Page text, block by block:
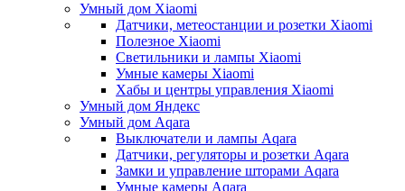
Умный дом Xiaomi
Датчики, метеостанции и розетки Xiaomi
Полезное Xiaomi
Светильники и лампы Xiaomi
Умные камеры Xiaomi
Хабы и центры управления Xiaomi
Умный дом Яндекс
Умный дом Aqara
Выключатели и лампы Aqara
Датчики, регуляторы и розетки Aqara
Замки и управление шторами Aqara
Умные камеры Aqara